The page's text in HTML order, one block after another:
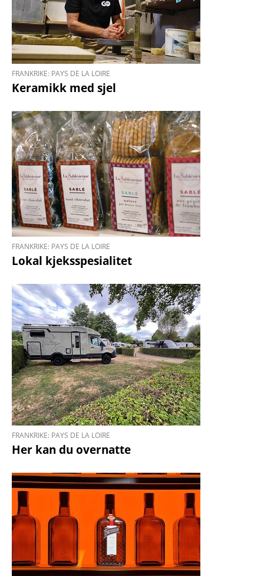
FRANKRIKE: PAYS DE LA LOIRE
Keramikk med sjel
FRANKRIKE: PAYS DE LA LOIRE
Lokal kjeksspesialitet
FRANKRIKE: PAYS DE LA LOIRE
Her kan du overnatte